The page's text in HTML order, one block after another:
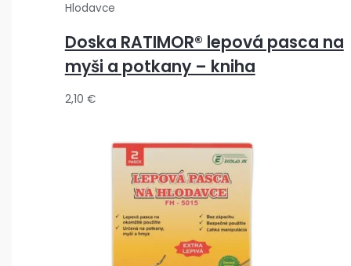
Hlodavce
Doska RATIMOR® lepová pasca na
myši a potkany – kniha
2,10 €